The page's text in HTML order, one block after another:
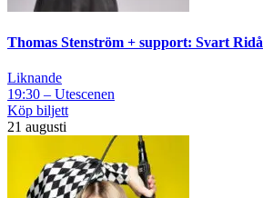
Thomas Stenström + support: Svart Ridå
Liknande
19:30 – Utescenen
Köp biljett
21 augusti